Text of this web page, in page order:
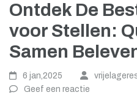
Ontdek De
voor Stellen:
Samen
6 jan,2025
Geef een reactie